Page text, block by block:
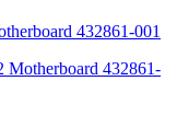
432861-